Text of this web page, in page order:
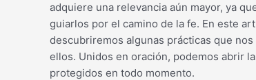
adquiere una relevancia aún mayor, ya
guiarlos por el camino de la fe. En este
descubriremos algunas prácticas que
ellos. Unidos en oración, podemos abrir
protegidos en todo momento.